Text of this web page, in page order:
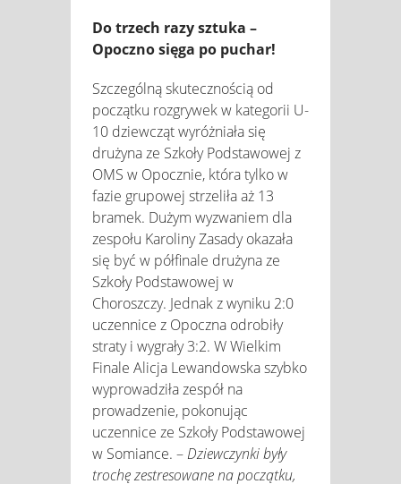
Do trzech razy sztuka –
Opoczno sięga po puchar!
Szczególną skutecznością od
początku rozgrywek w kategorii U-
10 dziewcząt wyróżniała się
drużyna ze Szkoły Podstawowej z
OMS w Opocznie, która tylko w
fazie grupowej strzeliła aż 13
bramek. Dużym wyzwaniem dla
zespołu Karoliny Zasady okazała
się być w półfinale drużyna ze
Szkoły Podstawowej w
Choroszczy. Jednak z wyniku 2:0
uczennice z Opoczna odrobiły
straty i wygrały 3:2. W Wielkim
Finale Alicja Lewandowska szybko
wyprowadziła zespół na
prowadzenie, pokonując
uczennice ze Szkoły Podstawowej
w Somiance. – Dziewczynki były
trochę zestresowane na początku,